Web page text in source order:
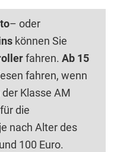
– oder
können Sie
fahren. Ab 15
fahren, wenn
Klasse AM
die
nach Alter des
100 Euro.